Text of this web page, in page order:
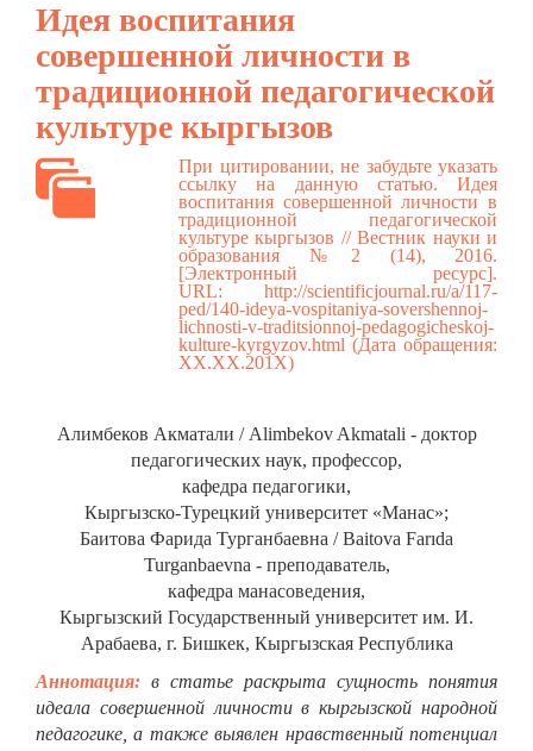
Идея воспитания
совершенной личности в
традиционной педагогической
культуре кыргызов
При цитировании, не забудьте указать
ссылку на данную статью. Идея
воспитания совершенной личности в
традиционной педагогической
культуре кыргызов // Вестник науки и
образования №2 (14), 2016.
[Электронный ресурс].
URL: http://scientificjournal.ru/a/117-
ped/140-ideya-vospitaniya-sovershennoj-
lichnosti-v-traditsionnoj-pedagogicheskoj-
kulture-kyrgyzov.html (Дата обращения:
ХХ.ХХ.201Х)
Алимбеков Акматали / Alimbekov Akmatali - доктор
педагогических наук, профессор,
кафедра педагогики,
Кыргызско-Турецкий университет «Манас»;
Баитова Фарида Турганбаевна / Baitova Farıda
Turganbaevna - преподаватель,
кафедра манасоведения,
Кыргызский Государственный университет им. И.
Арабаева, г. Бишкек, Кыргызская Республика
Аннотация: в статье раскрыта сущность понятия
идеала совершенной личности в кыргызской народной
педагогике, а также выявлен нравственный потенциал